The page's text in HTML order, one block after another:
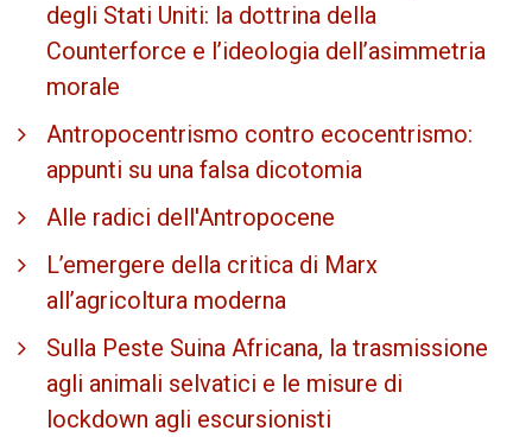
degli Stati Uniti: la dottrina della
Counterforce e l’ideologia dell’asimmetria
morale
Antropocentrismo contro ecocentrismo:
appunti su una falsa dicotomia
Alle radici dell'Antropocene
L’emergere della critica di Marx
all’agricoltura moderna
Sulla Peste Suina Africana, la trasmissione
agli animali selvatici e le misure di
lockdown agli escursionisti